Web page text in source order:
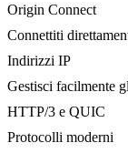
Origin Connect
Connettiti
Indirizzi IP
Gestisci facilmente
HTTP/3 e QUIC
Protocolli moderni